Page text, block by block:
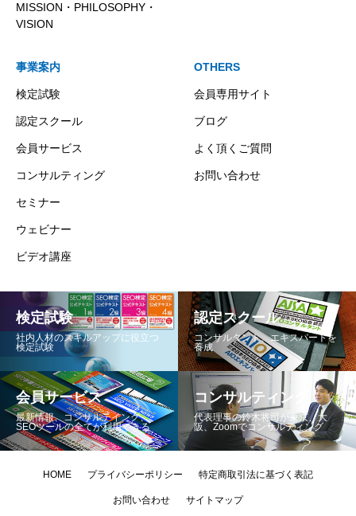
MISSION・PHILOSOPHY・
VISION
事業案内
検定試験
認定スクール
会員サービス
コンサルティング
セミナー
ウェビナー
ビデオ講座
OTHERS
会員専用サイト
ブログ
よく頂くご質問
お問い合わせ
検定試験
社内人材のスキルアップに役立つ
検定試験
認定スクール
コンサルタント、エキスパートを
養成
会員サービス
最新情報、コンサルテイング、
SEOツールの全てが利用できる
コンサルティング
代表理事の鈴木将司が東京、大
阪、Zoomでコンサルティング
HOME プライバシーポリシー 特定商取引法に基づく表記
お問い合わせ サイトマップ